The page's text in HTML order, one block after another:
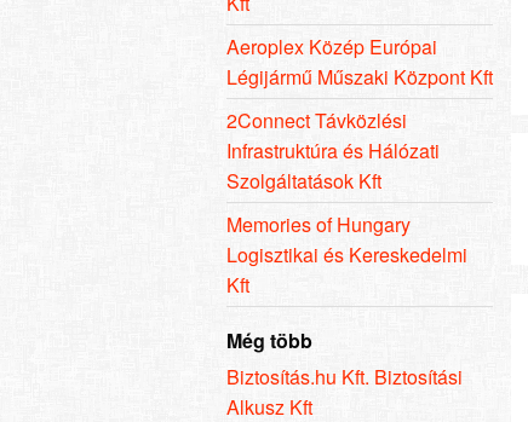
Aeroplex Közép Európai
Légijármű Műszaki Központ Kft
2Connect Távközlési
Infrastruktúra és Hálózati
Szolgáltatások Kft
Memories of Hungary
Logisztikai és Kereskedelmi
Kft
Még több
Biztosítás.hu Kft. Biztosítási
Alkusz Kft